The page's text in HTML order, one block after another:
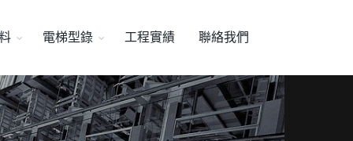
電梯型錄 工程實績 聯絡我們